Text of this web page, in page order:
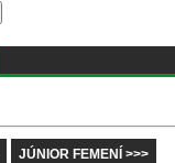
JÚNIOR FEMENÍ >>>